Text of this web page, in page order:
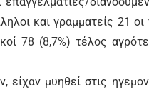
και γραμματείς 21
78 (8,7%) τέλος
μυηθεί στις